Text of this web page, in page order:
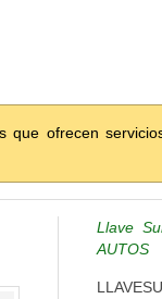
que ofrecen
Llave
AUTOS